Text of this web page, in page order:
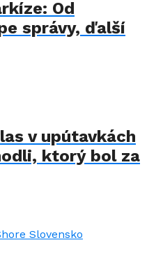
Od
správy, ďalší
v upútavkách
ktorý bol za